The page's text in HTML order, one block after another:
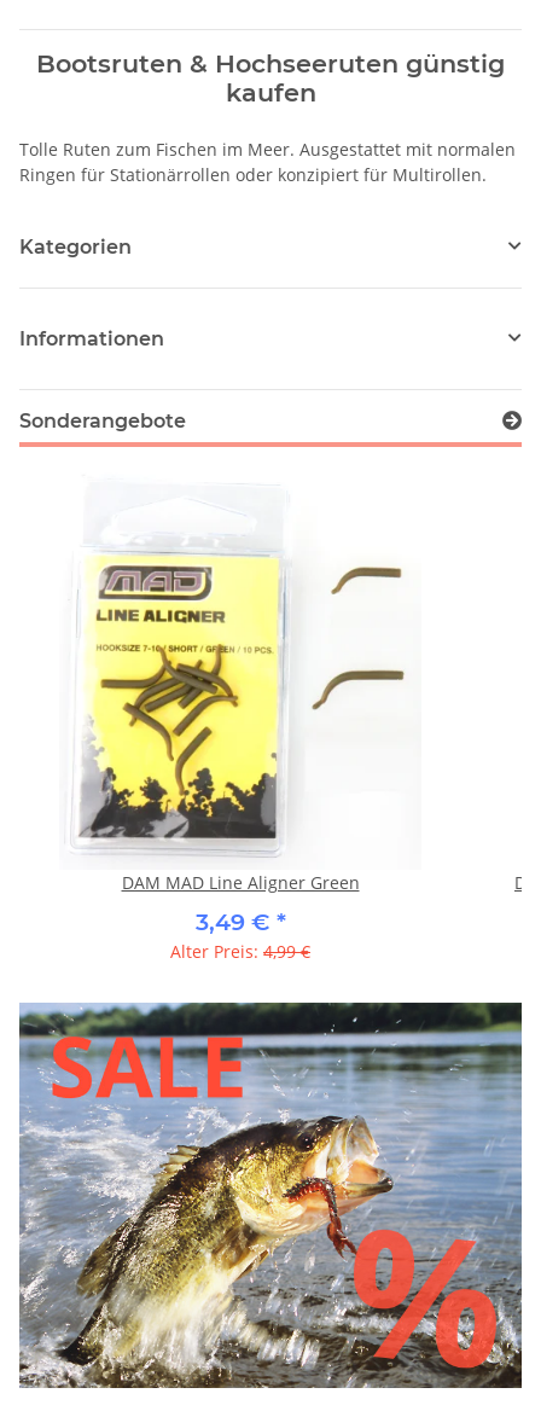
Bootsruten & Hochseeruten günstig
kaufen
Tolle Ruten zum Fischen im Meer. Ausgestattet mit normalen
Ringen für Stationärrollen oder konzipiert für Multirollen.
Kategorien
Informationen
Sonderangebote
DAM MAD Line Aligner Green
3,49 € *
Alter Preis: 4,99 €